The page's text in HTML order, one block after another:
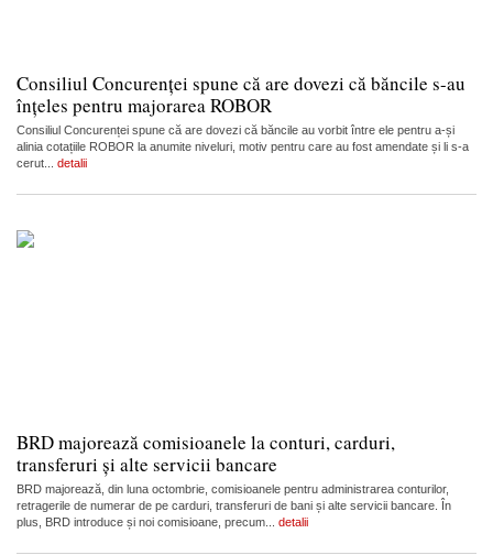
Consiliul Concurenței spune că are dovezi că băncile s-au
înțeles pentru majorarea ROBOR
Consiliul Concurenței spune că are dovezi că băncile au vorbit între ele pentru a-și
alinia cotațiile ROBOR la anumite niveluri, motiv pentru care au fost amendate și li s-a
cerut... detalii
BRD majorează comisioanele la conturi, carduri,
transferuri și alte servicii bancare
BRD majorează, din luna octombrie, comisioanele pentru administrarea conturilor,
retragerile de numerar de pe carduri, transferuri de bani și alte servicii bancare. În
plus, BRD introduce și noi comisioane, precum... detalii